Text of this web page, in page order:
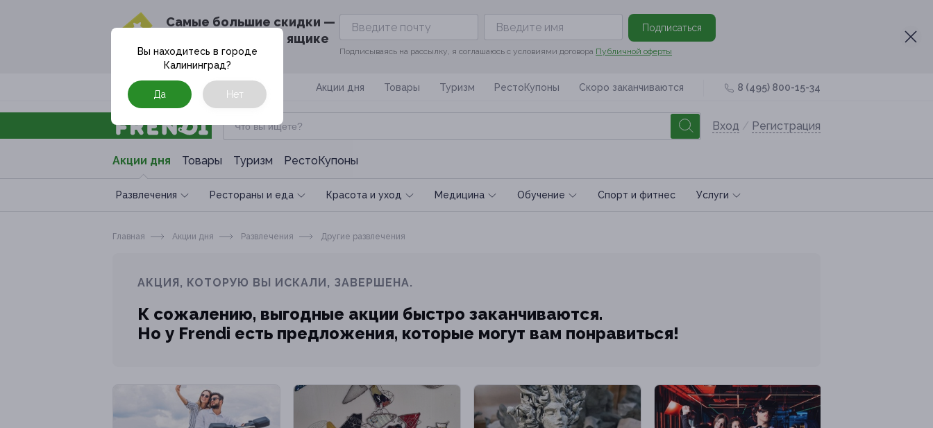
Cамые большие скидки —
в твоём почтовом ящике
Подписаться
Подписываясь на рассылку, я соглашаюсь с условиями договора Публичной оферты
Москва Акции дня Товары Туризм РестоКупоны Скоро заканчиваются 8 (495) 800-15-34
Вход / Регистрация
Акции дня Товары Туризм РестоКупоны
Развлечения Рестораны и еда Красота и уход Медицина Обучение Спoрт и фитнес Услуги
Вы находитесь в городе
Калининград?
Да Нет
Главная Акции дня Развлечения Другие развлечения
АКЦИЯ, КОТОРУЮ ВЫ ИСКАЛИ, ЗАВЕРШЕНА.
К сожалению, выгодные акции быстро заканчиваются.
Но у Frendi есть предложения, которые могут вам понравиться!